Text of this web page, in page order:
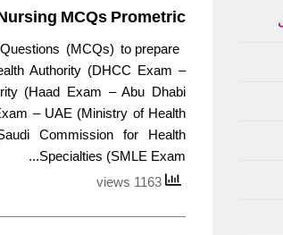
MCQs Prometric
(MCQs) to prepare
Authority (DHCC Exam –
(Haad Exam – Abu Dhabi
– UAE (Ministry of Health
Commission for Health
Specialties (SMLE Exam...